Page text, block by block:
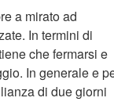
a mirato ad
In termini di
che fermarsi e
In generale e
di due giorni